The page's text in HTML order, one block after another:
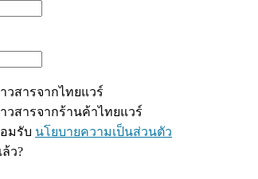
วสารจากไทยแวร์
วสารจากร้านค้าไทยแวร์
มรับ นโยบายความเป็นส่วนตัว
ล้ว?